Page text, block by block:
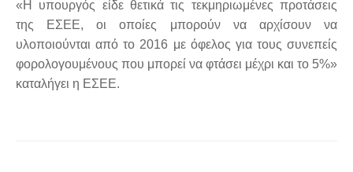
«Η υπουργός είδε θετικά τις τεκμηριωμένες προτάσεις
της ΕΣΕΕ, οι οποίες μπορούν να αρχίσουν να
υλοποιούνται από το 2016 με όφελος για τους συνεπείς
φορολογουμένους που μπορεί να φτάσει μέχρι και το 5%»
καταλήγει η ΕΣΕΕ.